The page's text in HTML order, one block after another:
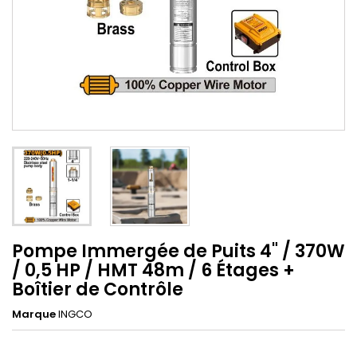
Pompe Immergée de Puits 4" / 370W
/ 0,5 HP / HMT 48m / 6 Étages +
Boîtier de Contrôle
MarqueINGCO